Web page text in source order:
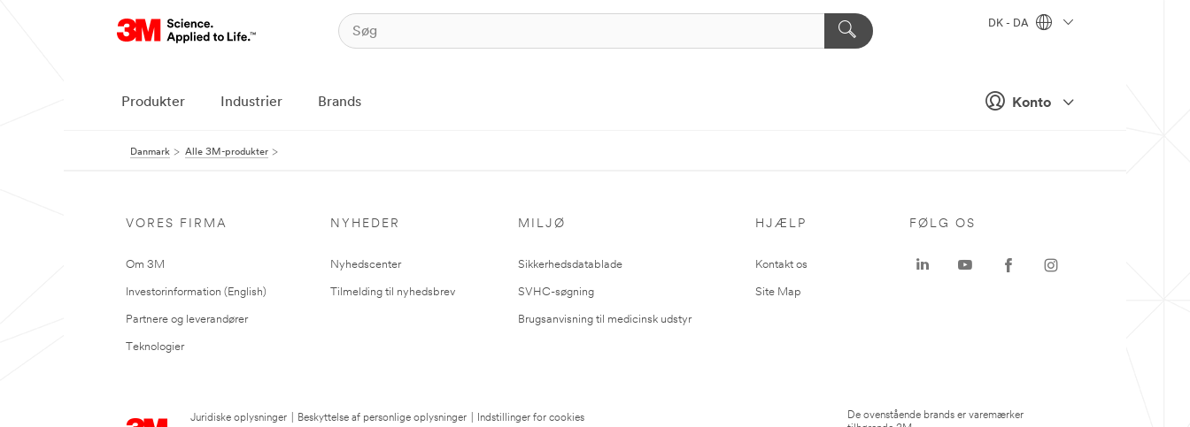
Konto
DK - DA
Produkter Industrier Brands
Danmark Alle 3M-produkter
VORES FIRMA
Om 3M
Investorinformation (English)
Partnere og leverandører
Teknologier
NYHEDER
Nyhedscenter
Tilmelding til nyhedsbrev
MILJØ
Sikkerhedsdatablade
SVHC-søgning
Brugsanvisning til medicinsk udstyr
HJÆLP
Kontakt os
Site Map
Juridiske oplysninger Beskyttelse af personlige oplysninger
Indstillinger for cookies
FØLG OS
De ovenstående brands er varemærker